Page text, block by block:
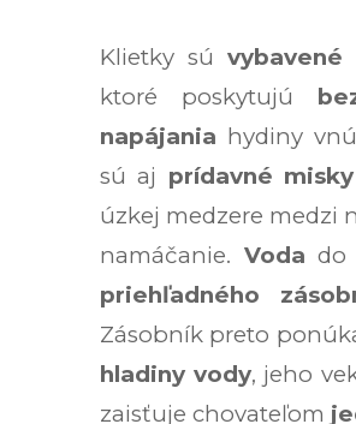
Klietky sú
ktoré poskytujú
napájania hydiny
sú aj prídavné
úzkej medzere medzi
namáčanie. Voda do
priehľadného
Zásobník preto
hladiny vody, jeho
zaisťuje chovateľom